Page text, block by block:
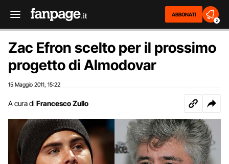
ABBONATI
2
Zac Efron scelto per il prossimo
progetto di Almodovar
15 Maggio 2011 15:22
A cura di Francesco Zullo